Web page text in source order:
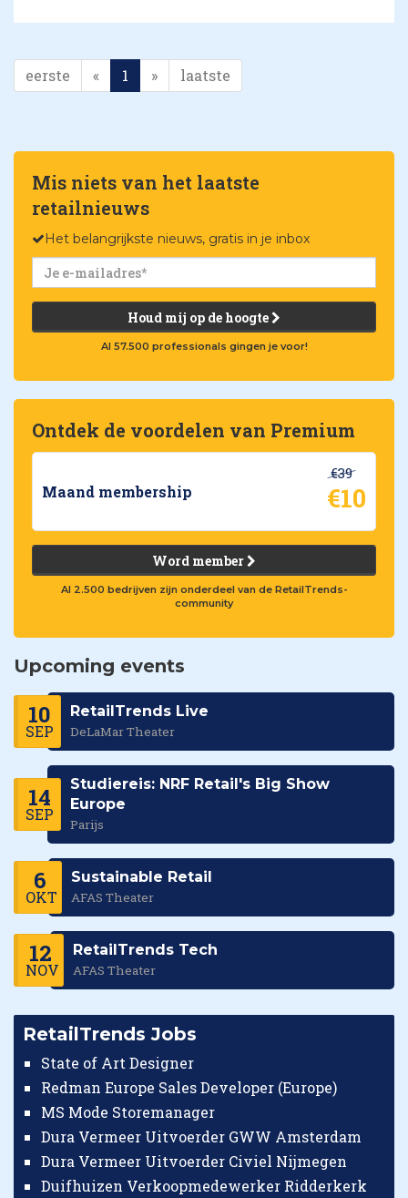
eerste « 1 » laatste
Mis niets van het laatste
retailnieuws
Het belangrijkste nieuws, gratis in je inbox
Houd mij op de hoogte
Al 57.500 professionals gingen je voor!
Ontdek de voordelen van Premium
Maand membership
€39
€10
Word member
Al 2.500 bedrijven zijn onderdeel van de RetailTrends-
community
Upcoming events
10
SEP
RetailTrends Live
DeLaMar Theater
14
SEP
Studiereis: NRF Retail's Big Show
Europe
Parijs
6
OKT
Sustainable Retail
AFAS Theater
12
NOV
RetailTrends Tech
AFAS Theater
RetailTrends Jobs
State of Art Designer
Redman Europe Sales Developer (Europe)
MS Mode Storemanager
Dura Vermeer Uitvoerder GWW Amsterdam
Dura Vermeer Uitvoerder Civiel Nijmegen
Duifhuizen Verkoopmedewerker Ridderkerk